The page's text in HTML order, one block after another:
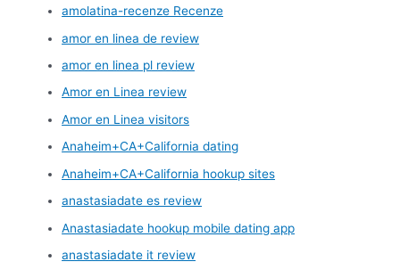
amolatina-recenze Recenze
amor en linea de review
amor en linea pl review
Amor en Linea review
Amor en Linea visitors
Anaheim+CA+California dating
Anaheim+CA+California hookup sites
anastasiadate es review
Anastasiadate hookup mobile dating app
anastasiadate it review